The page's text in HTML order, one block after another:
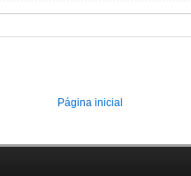
Página inicial